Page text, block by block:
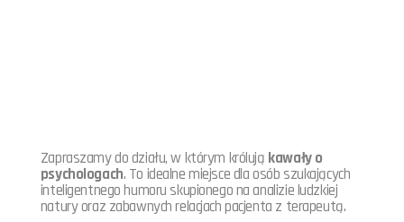
Zapraszamy do działu, w którym królują kawały o
psychologach. To idealne miejsce dla osób szukających
inteligentnego humoru skupionego na analizie ludzkiej
natury oraz zabawnych relacjach pacjenta z terapeutą.